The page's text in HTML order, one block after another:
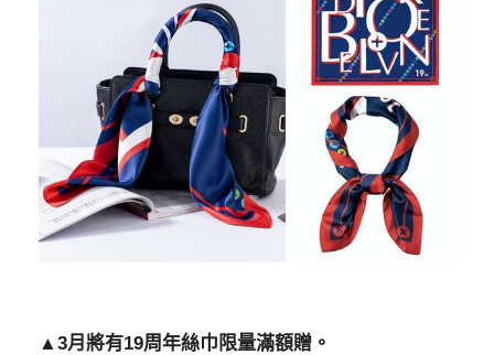
▲3月將有19周年絲巾限量滿額贈。